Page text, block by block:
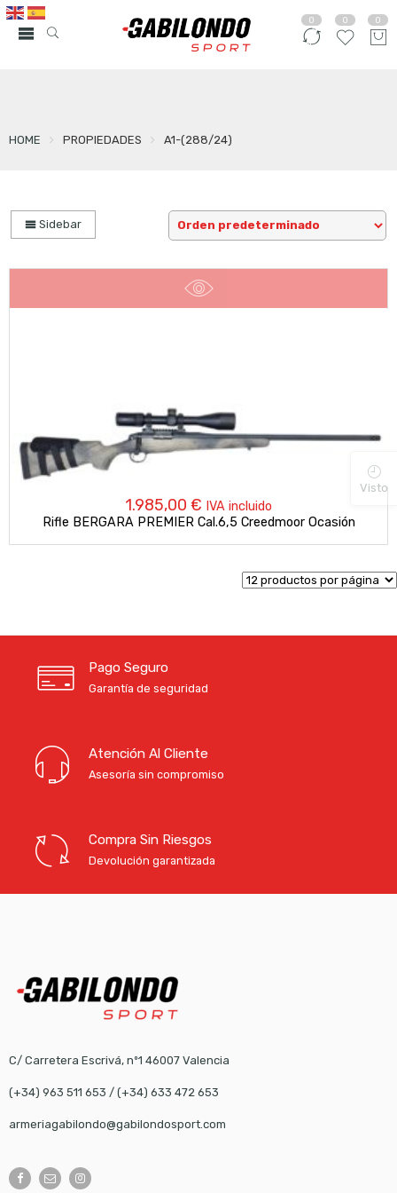
0 0 0
HOME PROPIEDADES A1-(288/24)
Sidebar
1.985,00 € IVA incluido
Rifle BERGARA PREMIER Cal.6,5 Creedmoor Ocasión
Pago Seguro
Garantía de seguridad
Atención Al Cliente
Asesoría sin compromiso
Compra Sin Riesgos
Devolución garantizada
C/ Carretera Escrivá, nº1 46007 Valencia
(+34) 963 511 653 / (+34) 633 472 653
armeriagabilondo@gabilondosport.com
Visto